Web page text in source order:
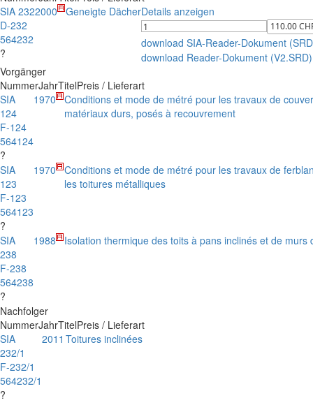
SIA 232
D-232
564232
?
2000 Geneigte DächerDetails anzeigen
download SIA-Reader-Dokument
download Reader-Dokument (V2.SRD)
Vorgänger
NummerJahrTitelPreis / Lieferart
SIA
124
F-124
564124
?
1970
Conditions et mode de métré pour les travaux de
matériaux durs, posés à recouvrement
SIA
123
F-123
564123
?
1970
Conditions et mode de métré pour les travaux de
les toitures métalliques
SIA
238
F-238
564238
?
1988 Isolation thermique des toits à pans inclinés et de murs
Nachfolger
NummerJahrTitelPreis / Lieferart
SIA
232/1
F-232/1
564232/1
?
2011 Toitures inclinées